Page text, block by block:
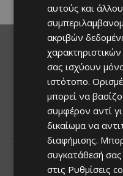
αυτούς και
ακριβών
σας ισχύουν
ιστότοπο.
μπορεί να
συμφέρον αντί
δικαίωμα να
διαφήμισης.
συγκατάθεσή
στις Ρυθμίσεις